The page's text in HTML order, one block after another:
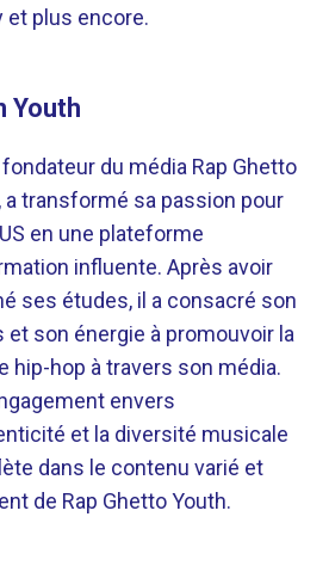
et plus encore.
Youth
fondateur du média Rap Ghetto
a transformé sa passion pour
en une plateforme
influente. Après avoir
ses études, il a consacré son
et son énergie à promouvoir la
hip-hop à travers son média.
envers
et la diversité musicale
dans le contenu varié et
de Rap Ghetto Youth.